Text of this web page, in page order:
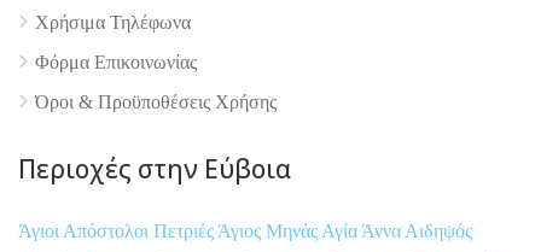
Χρήσιμα Τηλέφωνα
Φόρμα Επικοινωνίας
Όροι & Προϋποθέσεις Xρήσης
Περιοχές στην Εύβοια
Άγιοι Απόστολοι Πετριές Άγιος Μηνάς Αγία Άννα Αιδηψός